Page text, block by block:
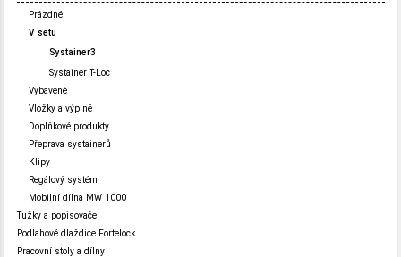
Prázdné
V setu
Systainer3
Systainer T-Loc
Vybavené
Vložky a výplně
Doplňkové produkty
Přeprava systainerů
Klipy
Regálový systém
Mobilní dílna MW 1000
Tužky a popisovače
Podlahové dlaždice Fortelock
Pracovní stoly a dílny